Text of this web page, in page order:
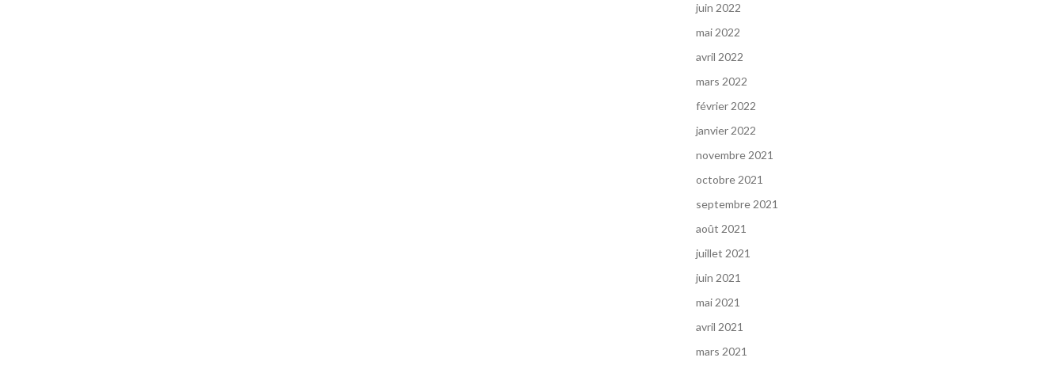
juin 2022
mai 2022
avril 2022
mars 2022
février 2022
janvier 2022
novembre 2021
octobre 2021
septembre 2021
août 2021
juillet 2021
juin 2021
mai 2021
avril 2021
mars 2021